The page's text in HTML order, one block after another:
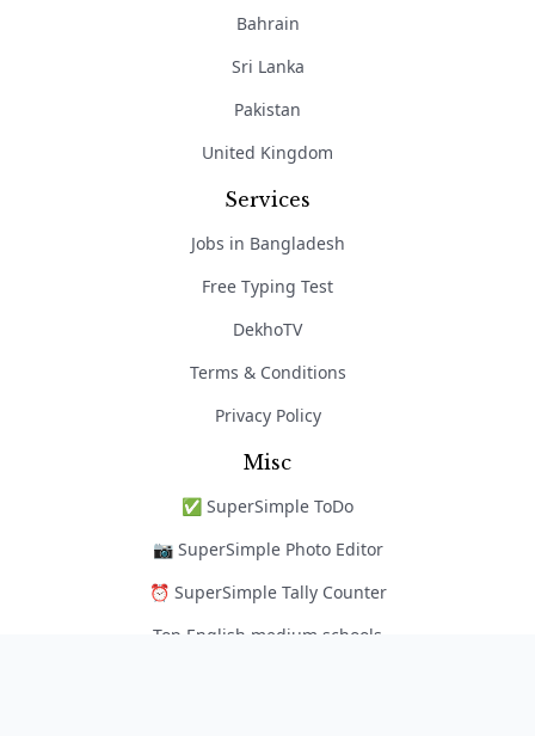
Bahrain
Sri Lanka
Pakistan
United Kingdom
Services
Jobs in Bangladesh
Free Typing Test
DekhoTV
Terms & Conditions
Privacy Policy
Misc
✅ SuperSimple ToDo
📷 SuperSimple Photo Editor
⏰ SuperSimple Tally Counter
Top English medium schools